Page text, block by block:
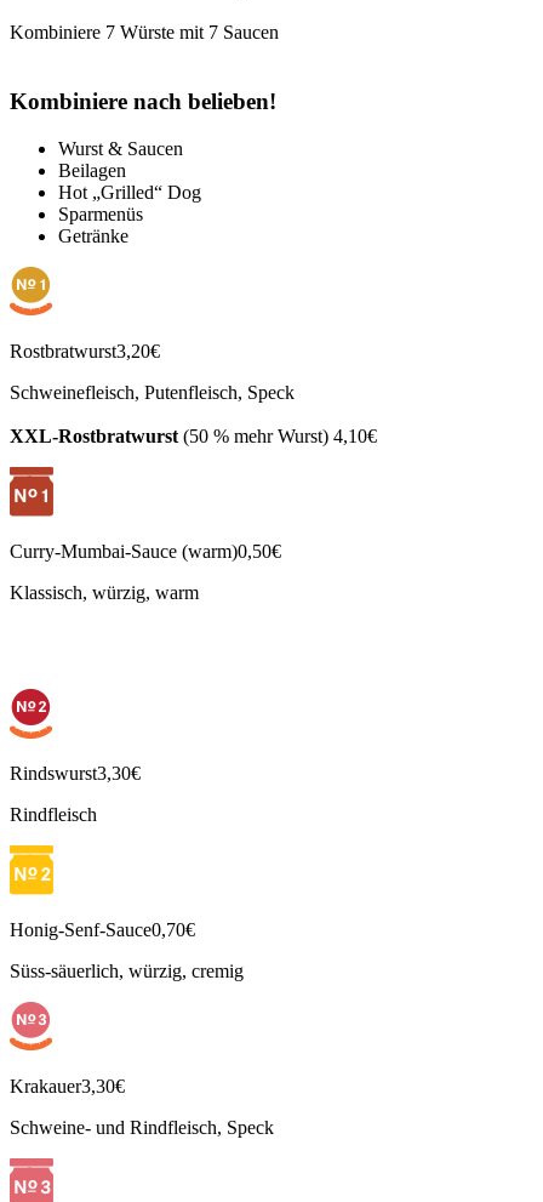
Kombiniere 7 Würste mit 7 Saucen
Kombiniere nach belieben!
Wurst & Saucen
Beilagen
Hot „Grilled“ Dog
Sparmenüs
Getränke
Rostbratwurst3,20€
Schweinefleisch, Putenfleisch, Speck
XXL-Rostbratwurst (50 % mehr Wurst) 4,10€
Curry-Mumbai-Sauce (warm)0,50€
Klassisch, würzig, warm
Rindswurst3,30€
Rindfleisch
Honig-Senf-Sauce0,70€
Süss-säuerlich, würzig, cremig
Krakauer3,30€
Schweine- und Rindfleisch, Speck